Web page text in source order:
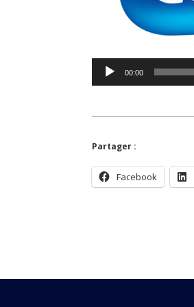
00:00
Partager :
Facebook